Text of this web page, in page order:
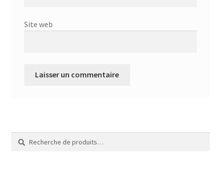
Site web
Recherche
pour :
Recherche